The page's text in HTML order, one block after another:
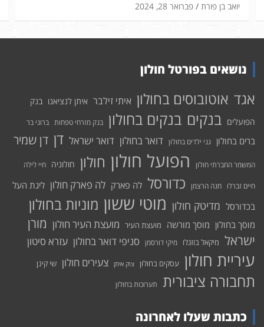
פברואר 28, 2024 יואב בן פורת
נושאים בפורטל חולון
אגד אוטובוסים בחולון איתי זילבר איתן לנציאנו בנק
הפועלים בנקים בנקים בחולון בנק מזרחי טפחות ברוני בר
ברים בחולון גני ילדים בחולון דואר בחולון דואר ישראל דן דן שמיר
המשמר החברתי חולון הפועל חולון חולון חולוניה חיי לילה
חיים זברלו חנה הרצמן כדורסל לה פארק לה פארק חולון ליגת העל
בכדורסל מדיטק חולון מוטי ששון מוניות בחולון
מוסך בחולון מוסך מורשה מועצת העיר מועצת העיר חולון מורן
ישראל מיקאל בוזגלו מיקי דורסמן סניפי דואר בחולון עזרא סיטון
עיריית חולון עסקים בחולון צוק איתן צעירים חולון שי קינן
תחבורה ציבורית תערוכות בחולון
כתבות שעלו לאחרונה